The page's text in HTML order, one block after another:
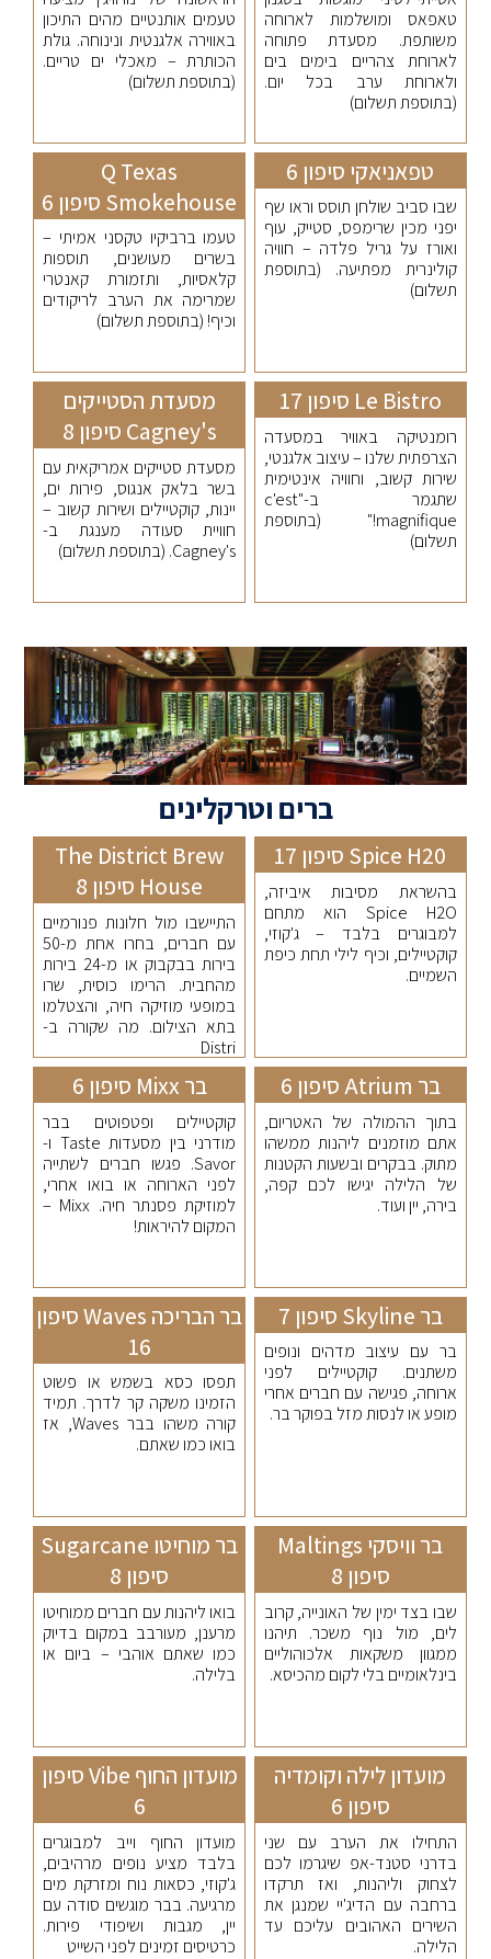
טאפאס ומושלמות לארוחה
משותפת. מסעדת פתוחה
לארוחת צהריים בימים בים
ולארוחת ערב בכל יום.
(בתוספת תשלום)
טעמים אותנטיים מהים התיכון
באווירה אלגנטית ונינוחה. גולת
הכותרת – מאכלי ים טריים.
(בתוספת תשלום)
טפאניאקי סיפון 6
שבו סביב שולחן תוסס וראו שף
יפני מכין שרימפס, סטייק, עוף
ואורז על גריל פלדה – חוויה
קולינרית מפתיעה. (בתוספת
תשלום)
Q Texas
Smokehouse סיפון 6
טעמו ברביקיו טקסני אמיתי –
בשרים מעושנים, תוספות
קלאסיות, ותזמורת קאנטרי
שמרימה את הערב לריקודים
וכיף! (בתוספת תשלום)
Le Bistro סיפון 17
רומנטיקה באוויר במסעדה
הצרפתית שלנו – עיצוב אלגנטי,
שירות קשוב, וחוויה אינטימית
שתגמר ב-"c'est
magnifique!" (בתוספת
תשלום)
מסעדת הסטייקים
Cagney's סיפון 8
מסעדת סטייקים אמריקאית עם
בשר בלאק אנגוס, פירות ים,
יינות, קוקטיילים ושירות קשוב –
חוויית סעודה מענגת ב-
Cagney's. (בתוספת תשלום)
ברים וטרקלינים
Spice H20 סיפון 17
בהשראת מסיבות איביזה,
Spice H2O הוא מתחם
למבוגרים בלבד – ג'קוזי,
קוקטיילים, וכיף לילי תחת כיפת
השמיים.
The District Brew
House סיפון 8
התיישבו מול חלונות פנורמיים
עם חברים, בחרו אחת מ-50
בירות בבקבוק או מ-24 בירות
מהחבית. הרימו כוסית, שרו
במופעי מוזיקה חיה, והצטלמו
בתא הצילום. מה שקורה ב-
Distri
בר Atrium סיפון 6
בתוך ההמולה של האטריום,
אתם מוזמנים ליהנות ממשהו
מתוק. בבקרים ובשעות הקטנות
של הלילה יגישו לכם קפה,
בירה, יין ועוד.
בר Mixx סיפון 6
קוקטיילים ופטפוטים בבר
מודרני בין מסעדות Taste ו-
Savor. פגשו חברים לשתייה
לפני הארוחה או בואו אחרי,
למוזיקת פסנתר חיה. Mixx –
המקום להיראות!
בר Skyline סיפון 7
בר עם עיצוב מדהים ונופים
משתנים. קוקטיילים לפני
ארוחה, פגישה עם חברים אחרי
מופע או לנסות מזל בפוקר בר.
בר הבריכה Waves סיפון
16
תפסו כסא בשמש או פשוט
הזמינו משקה קר לדרך. תמיד
קורה משהו בבר Waves, אז
בואו כמו שאתם.
בר וויסקי Maltings
סיפון 8
שבו בצד ימין של האונייה, קרוב
לים, מול נוף משכר. תיהנו
ממגוון משקאות אלכוהוליים
בינלאומיים בלי לקום מהכיסא.
בר מוחיטו Sugarcane
סיפון 8
בואו ליהנות עם חברים ממוחיטו
מרענן, מעורבב במקום בדיוק
כמו שאתם אוהבי – ביום או
בלילה.
מועדון לילה וקומדיה
סיפון 6
התחילו את הערב עם שני
בדרני סטנד-אפ שיגרמו לכם
לצחוק וליהנות, ואז תרקדו
ברחבה עם הדיג'יי שמנגן את
השירים האהובים עליכם עד
הלילה.
מועדון החוף Vibe סיפון
6
מועדון החוף וייב למבוגרים
בלבד מציע נופים מרהיבים,
ג'קוזי, כסאות נוח ומזרקת מים
מרגיעה. בבר מוגשים סודה עם
יין, מגבות ושיפודי פירות.
כרטיסים זמינים לפני השייט